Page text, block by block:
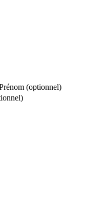
(optionnel)